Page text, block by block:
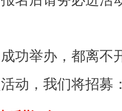
功举办，都离不
动，我们将招募